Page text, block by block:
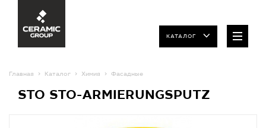
КАТАЛОГ
Главная Каталог Химия Фасадные
STO STO-ARMIERUNGSPUTZ